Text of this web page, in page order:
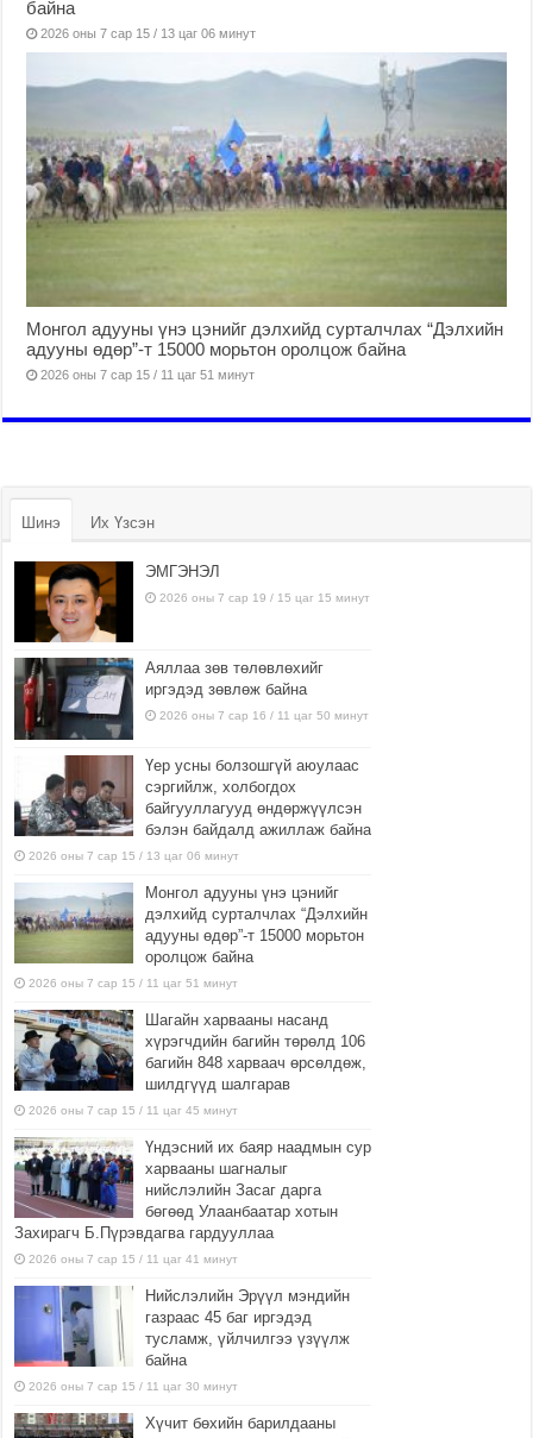
байна
2026 оны 7 сар 15 / 13 цаг 06 минут
Монгол адууны үнэ цэнийг дэлхийд сурталчлах “Дэлхийн
адууны өдөр”-т 15000 морьтон оролцож байна
2026 оны 7 сар 15 / 11 цаг 51 минут
Шинэ Их Үзсэн
ЭМГЭНЭЛ
2026 оны 7 сар 19 / 15 цаг 15 минут
Аяллаа зөв төлөвлөхийг
иргэдэд зөвлөж байна
2026 оны 7 сар 16 / 11 цаг 50 минут
Үер усны болзошгүй аюулаас
сэргийлж, холбогдох
байгууллагууд өндөржүүлсэн
бэлэн байдалд ажиллаж байна
2026 оны 7 сар 15 / 13 цаг 06 минут
Монгол адууны үнэ цэнийг
дэлхийд сурталчлах “Дэлхийн
адууны өдөр”-т 15000 морьтон
оролцож байна
2026 оны 7 сар 15 / 11 цаг 51 минут
Шагайн харвааны насанд
хүрэгчдийн багийн төрөлд 106
багийн 848 харваач өрсөлдөж,
шилдгүүд шалгарав
2026 оны 7 сар 15 / 11 цаг 45 минут
Үндэсний их баяр наадмын сур
харвааны шагналыг
нийслэлийн Засаг дарга
бөгөөд Улаанбаатар хотын
Захирагч Б.Пүрэвдагва гардууллаа
2026 оны 7 сар 15 / 11 цаг 41 минут
Нийслэлийн Эрүүл мэндийн
газраас 45 баг иргэдэд
тусламж, үйлчилгээ үзүүлж
байна
2026 оны 7 сар 15 / 11 цаг 30 минут
Хүчит бөхийн барилдааны